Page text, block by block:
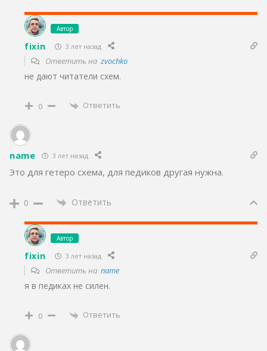
Автор
fixin 3 лет назад
Ответить на zvochko
не дают читатели схем.
0 Ответить
name 3 лет назад
Это для гетеро схема, для педиков другая нужна.
0 Ответить
Автор
fixin 3 лет назад
Ответить на name
я в педиках не силен.
0 Ответить